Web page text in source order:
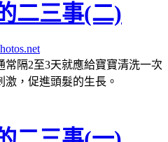
二三事(二)
隔2至3天就應給寶寶清洗一次
，促進頭髮的生長。